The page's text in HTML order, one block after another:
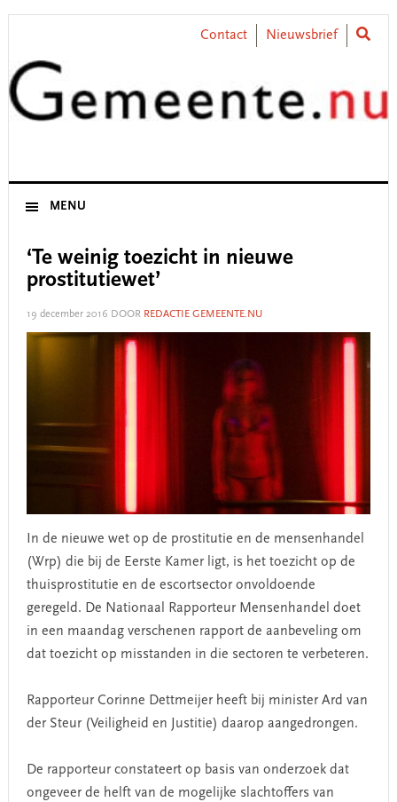
Skip
primary
navigation
Skip
content
Skip
primary
sidebar
Skip
footer
Contact Nieuwsbrief
MENU
‘Te weinig toezicht in nieuwe
prostitutiewet’
19 december 2016 DOOR REDACTIE GEMEENTE.NU
In de nieuwe wet op de prostitutie en de mensenhandel
(Wrp) die bij de Eerste Kamer ligt, is het toezicht op de
thuisprostitutie en de escortsector onvoldoende
geregeld. De Nationaal Rapporteur Mensenhandel doet
in een maandag verschenen rapport de aanbeveling om
dat toezicht op misstanden in die sectoren te verbeteren.
Rapporteur Corinne Dettmeijer heeft bij minister Ard van
der Steur (Veiligheid en Justitie) daarop aangedrongen.
De rapporteur constateert op basis van onderzoek dat
ongeveer de helft van de mogelijke slachtoffers van